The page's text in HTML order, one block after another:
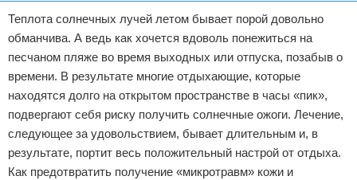
Дом и семья
Автомобили
Строительство и ремонт
Здоровье
Компьютеры
О проекте
Контакты
Сотрудничество
Размещение рекламы
Для правообладателей
Теплота солнечных лучей летом бывает порой довольно
обманчива. А ведь как хочется вдоволь понежиться на
песчаном пляже во время выходных или отпуска, позабыв о
времени. В результате многие отдыхающие, которые
находятся долго на открытом пространстве в часы «пик»,
подвергают себя риску получить солнечные ожоги. Лечение,
следующее за удовольствием, бывает длительным и, в
результате, портит весь положительный настрой от отдыха.
Как предотвратить получение «микротравм» кожи и